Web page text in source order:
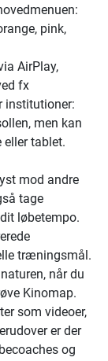
pink,
AirPlay,
fx
institutioner:
men kan
eller tablet.
mod andre
tage
løbetempo.
træningsmål.
når du
Kinomap.
som videoer,
er der
og